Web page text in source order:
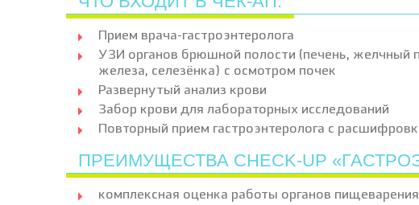
Прием врача-гастроэнтеролога
УЗИ органов брюшной полости (печень, желчный
железа, селезёнка) с осмотром почек
Развернутый анализ крови
Забор крови для лабораторных исследований
Повторный прием гастроэнтеролога с
ПРЕИМУЩЕСТВА CHECK-UP
комплексная оценка работы органов пищеварения